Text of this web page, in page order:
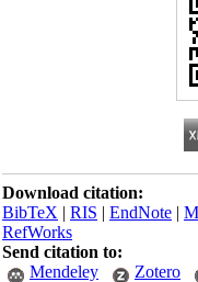
Download citation:
BibTeX|RIS|EndNote|
RefWorks
Send citation to:
Mendeley
Zotero